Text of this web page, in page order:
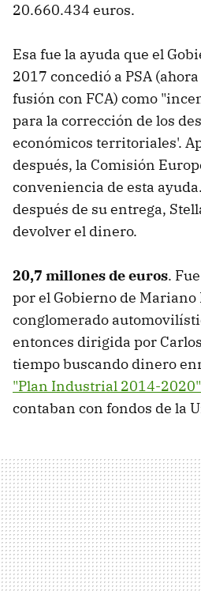
20.660.434 euros.
Esa fue la ayuda que el
2017 concedió a PSA
fusión con FCA) como
para la corrección de los
económicos territoriales'.
después, la Comisión
conveniencia de esta
después de su entrega,
devolver el dinero.
20,7 millones de euros.
por el Gobierno de Mariano
conglomerado
entonces dirigida por
tiempo buscando dinero
"Plan Industrial 2014-2020"
contaban con fondos de la